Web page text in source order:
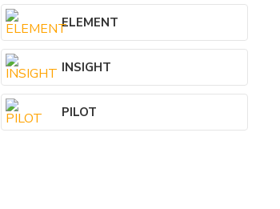
ELEMENT
INSIGHT
PILOT